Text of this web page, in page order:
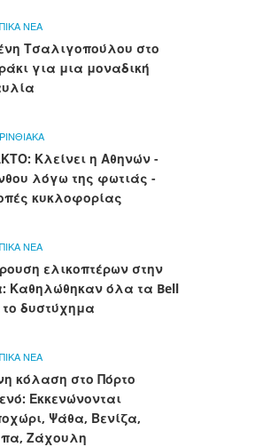
ΝΕΑ
Τσαλιγοπούλου στο
για μια μοναδική
Κλείνει η Αθηνών -
λόγω της φωτιάς -
κυκλοφορίας
ΝΕΑ
ελικοπτέρων στην
Καθηλώθηκαν όλα τα Bell
το δυστύχημα
ΝΕΑ
κόλαση στο Πόρτο
Εκκενώνονται
Ψάθα, Βενίζα,
Ζάχουλη